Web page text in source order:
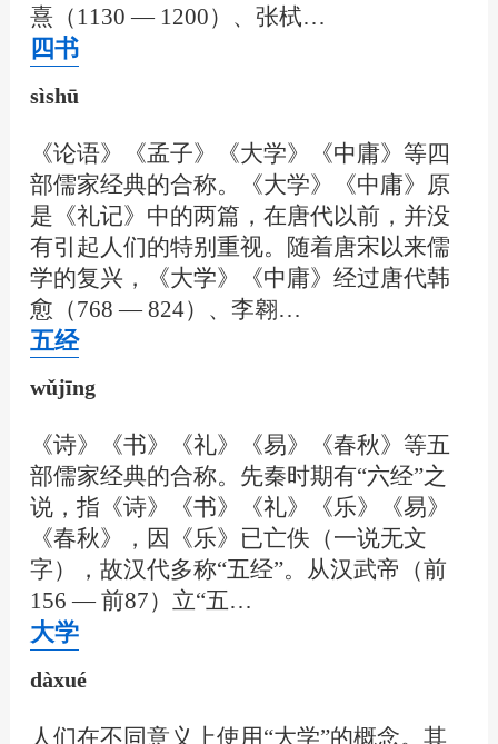
熹（1130 — 1200）、张栻…
四书
sìshū
《论语》《孟子》《大学》《中庸》等四
部儒家经典的合称。《大学》《中庸》原
是《礼记》中的两篇，在唐代以前，并没
有引起人们的特别重视。随着唐宋以来儒
学的复兴，《大学》《中庸》经过唐代韩
愈（768 — 824）、李翱…
五经
wǔjīng
《诗》《书》《礼》《易》《春秋》等五
部儒家经典的合称。先秦时期有“六经”之
说，指《诗》《书》《礼》《乐》《易》
《春秋》，因《乐》已亡佚（一说无文
字），故汉代多称“五经”。从汉武帝（前
156 — 前87）立“五…
大学
dàxué
人们在不同意义上使用“大学”的概念。其